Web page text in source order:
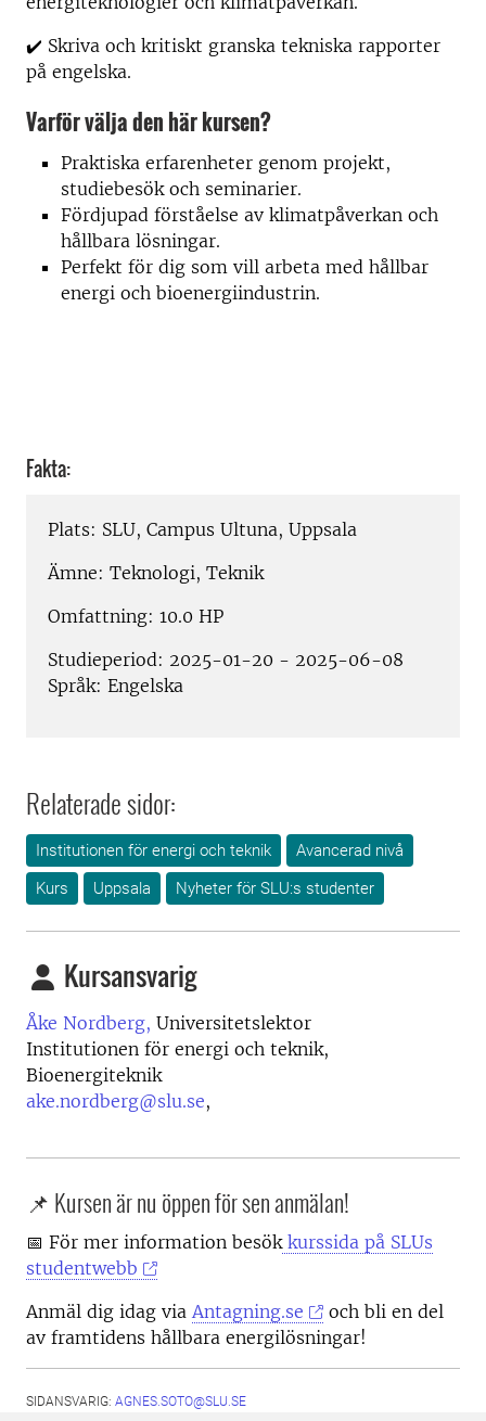
✔️ Skriva och kritiskt granska tekniska rapporter
på engelska.
Varför välja den här kursen?
Praktiska erfarenheter genom projekt,
studiebesök och seminarier.
Fördjupad förståelse av klimatpåverkan och
hållbara lösningar.
Perfekt för dig som vill arbeta med hållbar
energi och bioenergiindustrin.
Fakta:
Plats: SLU, Campus Ultuna, Uppsala
Ämne: Teknologi, Teknik
Omfattning: 10.0 HP
Studieperiod: 2025-01-20 - 2025-06-08
Språk: Engelska
Relaterade sidor:
Institutionen för energi och teknik
Avancerad nivå
Kurs
Uppsala Nyheter för SLU:s studenter
Kursansvarig
Åke Nordberg, Universitetslektor
Institutionen för energi och teknik,
Bioenergiteknik
ake.nordberg@slu.se,
📌 Kursen är nu öppen för sen anmälan!
📅 För mer information besökkurssida på SLUs
studentwebb
Anmäl dig idag via Antagning.se
och bli en del
av framtidens hållbara energilösningar!
SIDANSVARIG: AGNES.SOTO@SLU.SE